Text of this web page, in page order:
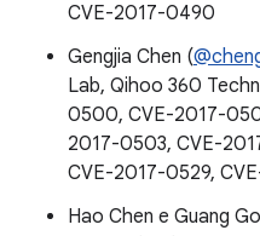
CVE-2017-0490
Gengjia Chen (
Lab, Qihoo 360
0500, CVE-2017-
2017-0503, CVE-
CVE-2017-0529,
Hao Chen e Guang